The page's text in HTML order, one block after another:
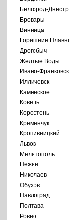
Белгород-
Бровары
Винница
Горишние
Дрогобыч
Желтые Воды
Ивано-Франковск
Илличевск
Каменское
Ковель
Коростень
Кременчук
Кропивницкий
Львов
Мелитополь
Нежин
Николаев
Обухов
Павлоград
Полтава
Ровно